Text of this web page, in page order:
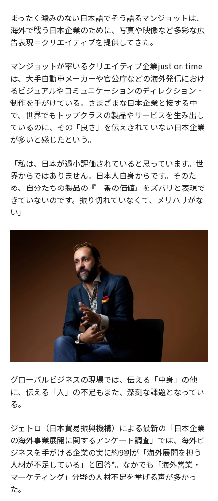
まったく澱みのない日本語でそう語るマンジョットは、
海外で戦う日本企業のために、写真や映像など多彩な広
告表現＝クリエイティブを提供してきた。
マンジョットが率いるクリエイティブ企業just on time
は、大手自動車メーカーや官公庁などの海外発信におけ
るビジュアルやコミュニケーションのディレクション・
制作を手がけている。さまざまな日本企業と接する中
で、世界でもトップクラスの製品やサービスを生み出し
ているのに、その「良さ」を伝えきれていない日本企業
が多いと感じたという。
「私は、日本が過小評価されていると思っています。世
界からではありません。日本人自身からです。そのた
め、自分たちの製品の『一番の価値』をズバリと表現で
きていないのです。振り切れていなくて、メリハリがな
い」
グローバルビジネスの現場では、伝える「中身」の他
に、伝える「人」の不足もまた、深刻な課題となってい
る。
ジェトロ（日本貿易振興機構）による最新の「日本企業
の海外事業展開に関するアンケート調査」では、海外ビ
ジネスを手がける企業の実に約9割が「海外展開を担う
人材が不足している」と回答*。なかでも「海外営業・
マーケティング」分野の人材不足を挙げる声が多かっ
た。